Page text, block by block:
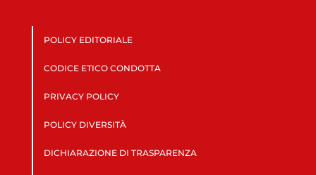
POLICY EDITORIALE
CODICE ETICO CONDOTTA
PRIVACY POLICY
POLICY DIVERSITÀ
DICHIARAZIONE DI TRASPARENZA